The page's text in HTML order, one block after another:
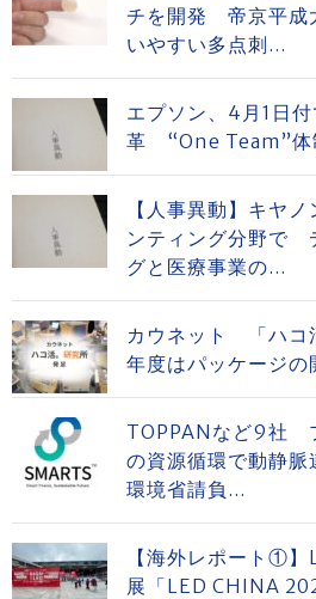
チを開発 帝京平成
いやすい多点刺...
エプソン、4月1日
革 “One Team”体
【人事異動】キヤ
ンティング分野で
グと医療事業の...
カウネット 「ハ
年度はパッケージの
TOPPANなど9社
の資源循環で動静
環境省請負...
【海外レポート①
展「LED CHINA